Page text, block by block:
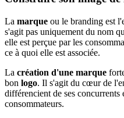
La marque ou le branding est
s'agit pas uniquement du nom
elle est perçue par les
ce à quoi elle est associée.
La création d'une marque
bon logo. Il s'agit du cœur de
différencient de ses
consommateurs.